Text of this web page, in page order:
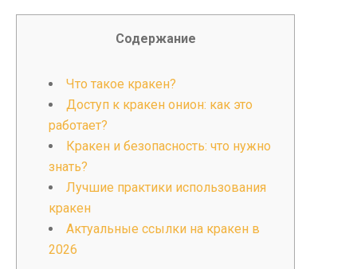
Содержание
Что такое кракен?
Доступ к кракен онион: как это
работает?
Кракен и безопасность: что нужно
знать?
Лучшие практики использования
кракен
Актуальные ссылки на кракен в
2026